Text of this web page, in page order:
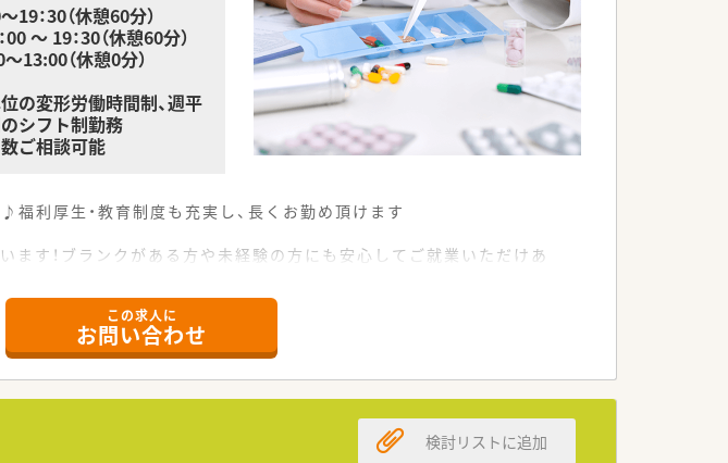
19：30（休憩60分）
～ 19：30（休憩60分）
13:00（休憩0分）
位の変形労働時間制、週平
シフト制勤務
数ご相談可能
利厚生・教育制度も充実し、長くお勤め頂けます
！ブランクがある方や未経験の方にも安心してご就業いただけあ
この求人に
お問い合わせ
検討リストに追加